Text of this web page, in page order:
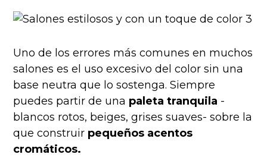
Uno de los errores más comunes en muchos
salones es el uso excesivo del color sin una
base neutra que lo sostenga. Siempre
puedes partir de una paleta tranquila -
blancos rotos, beiges, grises suaves- sobre la
que construir pequeños acentos
cromáticos.